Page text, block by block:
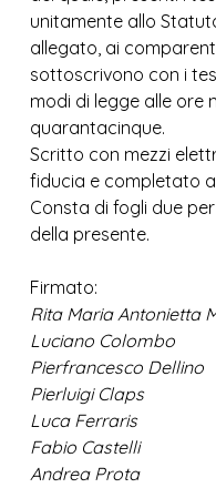
unitamente allo
allegato, ai
sottoscrivono con i
modi di legge alle ore
quarantacinque.
Scritto con mezzi
fiducia e completato
Consta di fogli due
della presente.
Firmato:
Rita Maria Antonietta
Luciano Colombo
Pierfrancesco Dellino
Pierluigi Claps
Luca Ferraris
Fabio Castelli
Andrea Prota